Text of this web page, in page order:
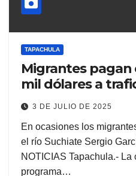
TAPACHULA
Migrantes pagan
mil dólares a
3 DE JULIO DE 2025
En ocasiones los
el río Suchiate Sergio
NOTICIAS Tapachula.- La
programa…